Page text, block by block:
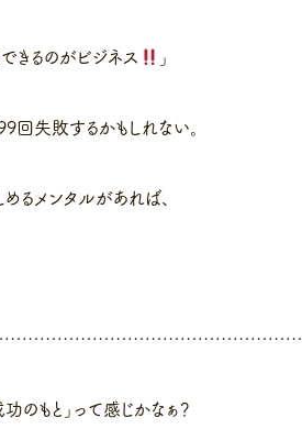
できるのがビジネス 」
回失敗するかもしれない。
るメンタルがあれば、
のもと」って感じかなぁ？